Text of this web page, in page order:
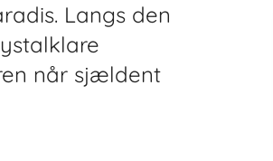
Langs den
når sjældent